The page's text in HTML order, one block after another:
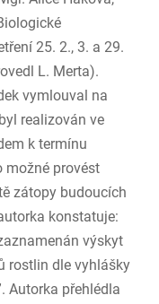
25. 2., 3. a 29.
L. Merta).
vymlouval na
realizován ve
k termínu
možné provést
zátopy budoucích
konstatuje:
výskyt
rostlin dle vyhlášky
Autorka přehlédla